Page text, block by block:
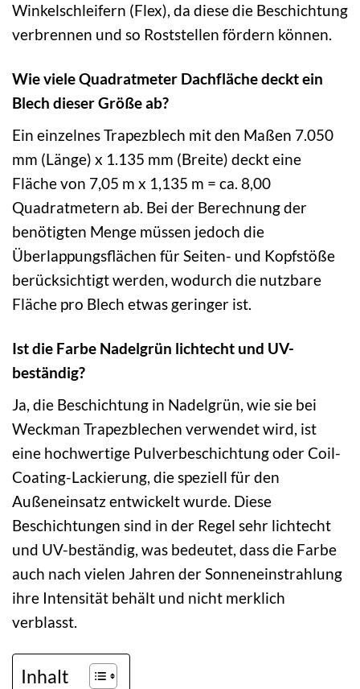
Winkelschleifern (Flex), da diese die Beschichtung
verbrennen und so Roststellen fördern können.
Wie viele Quadratmeter Dachfläche deckt ein
Blech dieser Größe ab?
Ein einzelnes Trapezblech mit den Maßen 7.050
mm (Länge) x 1.135 mm (Breite) deckt eine
Fläche von 7,05 m x 1,135 m = ca. 8,00
Quadratmetern ab. Bei der Berechnung der
benötigten Menge müssen jedoch die
Überlappungsflächen für Seiten- und Kopfstöße
berücksichtigt werden, wodurch die nutzbare
Fläche pro Blech etwas geringer ist.
Ist die Farbe Nadelgrün lichtecht und UV-
beständig?
Ja, die Beschichtung in Nadelgrün, wie sie bei
Weckman Trapezblechen verwendet wird, ist
eine hochwertige Pulverbeschichtung oder Coil-
Coating-Lackierung, die speziell für den
Außeneinsatz entwickelt wurde. Diese
Beschichtungen sind in der Regel sehr lichtecht
und UV-beständig, was bedeutet, dass die Farbe
auch nach vielen Jahren der Sonneneinstrahlung
ihre Intensität behält und nicht merklich
verblasst.
Inhalt